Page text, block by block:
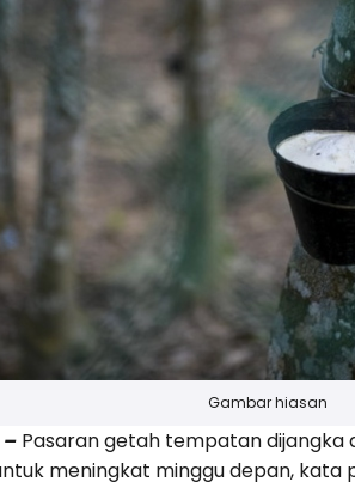
Gambar hiasan
– Pasaran getah tempatan dijangka
meningkat minggu depan, kata